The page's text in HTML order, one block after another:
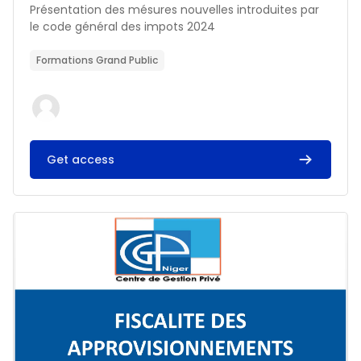
Résumé du cours :
Présentation des mésures nouvelles introduites par
le code général des impots 2024
Formations Grand Public
Get access
Image du cours FISCALITE DES APPROVISIONNEMENTS